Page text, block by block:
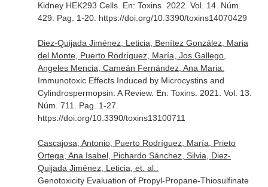
Kidney HEK293 Cells. En: Toxins. 2022. Vol. 14. Núm.
429. Pag. 1-20. https://doi.org/10.3390/toxins14070429
Diez-Quijada Jiménez, Leticia, Benítez González, Maria
del Monte, Puerto Rodríguez, María, Jos Gallego,
Angeles Mencia, Cameán Fernández, Ana Maria:
Immunotoxic Effects Induced by Microcystins and
Cylindrospermopsin: A Review. En: Toxins. 2021. Vol. 13.
Núm. 711. Pag. 1-27.
https://doi.org/10.3390/toxins13100711
Cascajosa, Antonio, Puerto Rodríguez, María, Prieto
Ortega, Ana Isabel, Pichardo Sánchez, Silvia, Diez-
Quijada Jiménez, Leticia, et. al.:
Genotoxicity Evaluation of Propyl-Propane-Thiosulfinate